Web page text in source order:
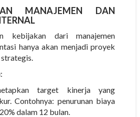
MANAJEMEN DAN
kebijakan dari manajemen
hanya akan menjadi proyek
target kinerja yang
Contohnya: penurunan biaya
dalam 12 bulan.